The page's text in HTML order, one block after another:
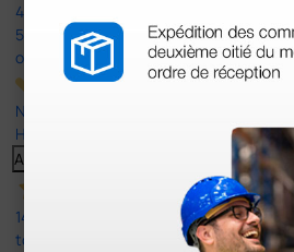
4,4
597
opiniones
Nuestras reseñas de 4 y 5 estrellas.
Haga clic aquí para leerlos todos >
Anterior
14 Jul 2026
todo correcto. podria señalar que un